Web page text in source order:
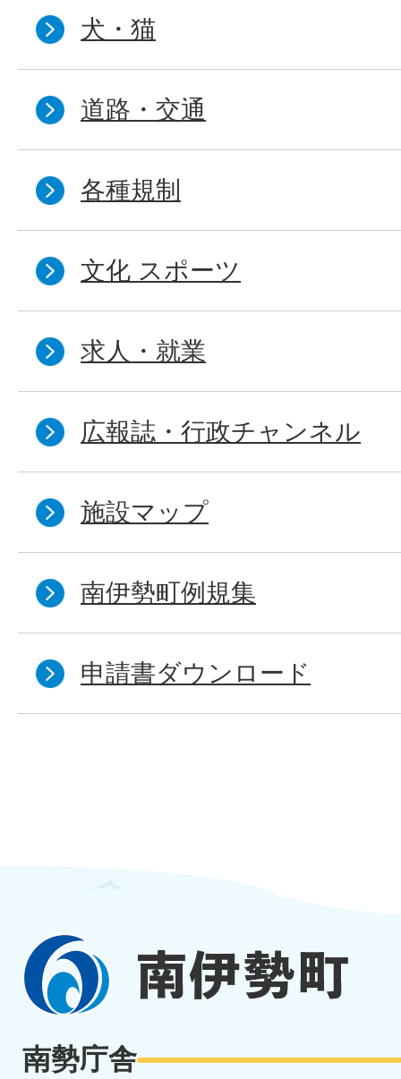
犬・猫
道路・交通
各種規制
文化 スポーツ
求人・就業
広報誌・行政チャンネル
施設マップ
南伊勢町例規集
申請書ダウンロード
南勢庁舎